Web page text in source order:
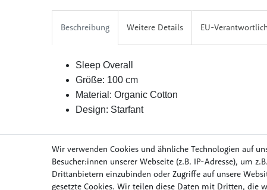
Beschreibung Weitere Details EU-
Sleep Overall
Größe: 100 cm
Material: Organic Cotton
Design: Starfant
Möbel & Wohnen
Wir verwenden Cookies und ähnliche Technologien auf
Besucher:innen unserer Webseite (z.B. IP-Adresse), um
Drittanbietern einzubinden oder Zugriffe auf unsere
gesetzte Cookies. Wir teilen diese Daten mit Dritten, die